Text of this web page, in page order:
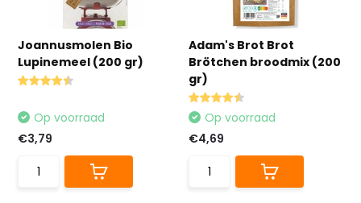
Joannusmolen Bio
Lupinemeel (200 gr)
Op voorraad
€3,79
Adam's Brot Brot
Brötchen broodmix (200
gr)
Op voorraad
€4,69